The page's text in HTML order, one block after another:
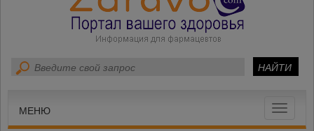
Toggle
МЕНЮ